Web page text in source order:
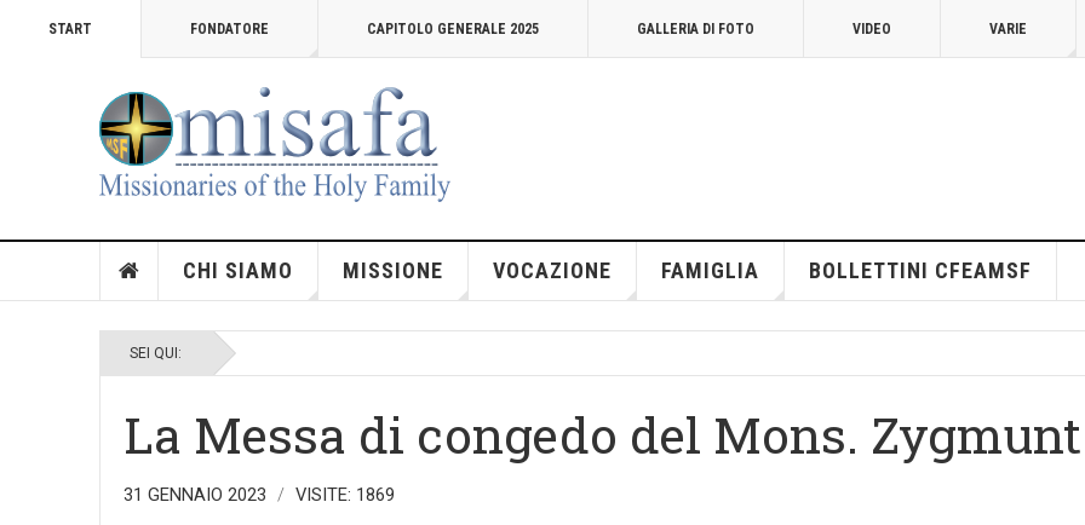
START FONDATORE CAPITOLO GENERALE 2025 GALLERIA DI FOTO VIDEO VARIE
CHI SIAMO MISSIONE VOCAZIONE FAMIGLIA BOLLETTINI CFEAMSF
SEI QUI:
La Messa di congedo del Mons. Zygmunt
31 GENNAIO 2023 VISITE: 1869